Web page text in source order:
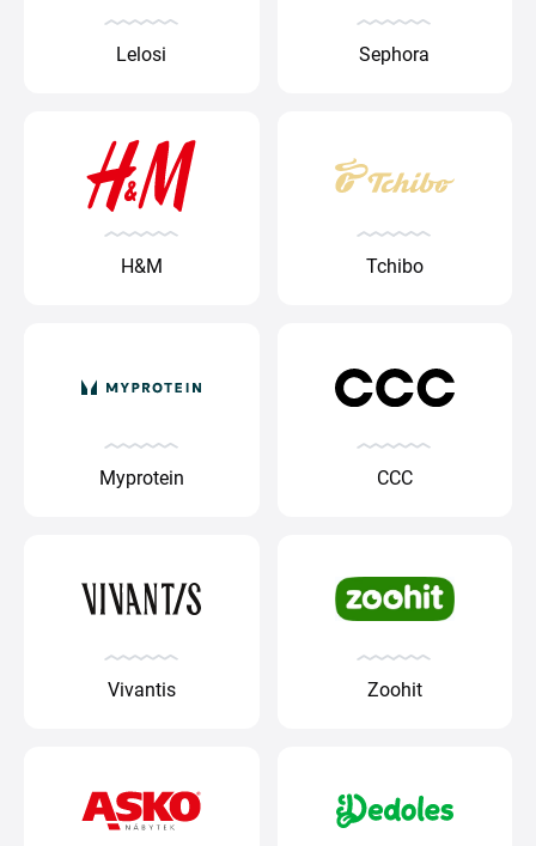
Lelosi Sephora
H&M Tchibo
Myprotein CCC
Vivantis Zoohit